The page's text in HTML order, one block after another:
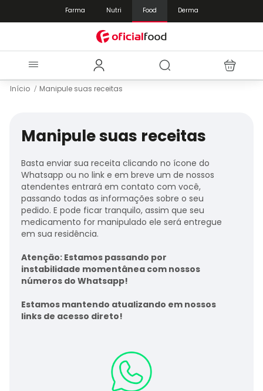
Farma Nutri Food Derma
Início Manipule suas receitas
Manipule suas receitas
Basta enviar sua receita clicando no ícone do
Whatsapp ou no link e em breve um de nossos
atendentes entrará em contato com você,
passando todas as informações sobre o seu
pedido. E pode ficar tranquilo, assim que seu
medicamento for manipulado ele será entregue
em sua residência.
Atenção: Estamos passando por
instabilidade momentânea com nossos
números do Whatsapp!
Estamos mantendo atualizando em nossos
links de acesso direto!